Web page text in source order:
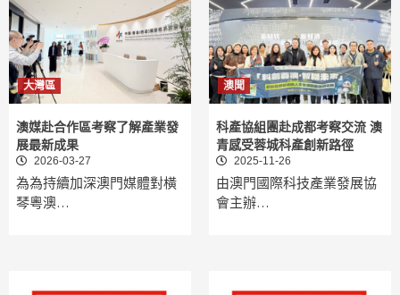
大灣區
澳媒赴合作區考察了解產業發
展最新成果
2026-03-27
為為持續加深澳門媒體對橫
琴粵澳…
澳聞
科產協組團赴成都考察交流 澳
青感受蓉城科產創新路徑
2025-11-26
由澳門國際科技產業發展協
會主辦…